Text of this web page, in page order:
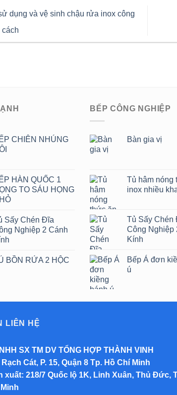
dụng và vệ sinh chậu rửa inox công
cách
CHIÊN NHÚNG
HÀN QUỐC 1
TO SÁU HỌNG
Sấy Chén Đĩa
Nghiệp 2 Cánh
BỒN RỬA 2 HỘC
BẾP CÔNG NGHIỆP
Bàn gia vị
Tủ hâm nóng
inox nhiều
Tủ Sấy Chén
Công Nghiệp
Kính
Bếp Á đơn
ú
LIÊN HỆ
SX TM DV TỔNG HỢP THÀNH VINH
Cát, P. 15, Quận 8 Tp. Hồ Chí Minh
xuất: 218/7 Quốc lộ 1K, Linh Xuân, Thủ Đức,